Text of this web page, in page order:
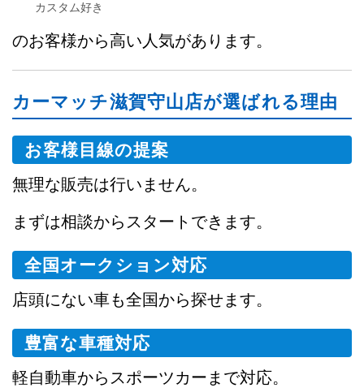
カスタム好き
のお客様から高い人気があります。
カーマッチ滋賀守山店が選ばれる理由
お客様目線の提案
無理な販売は行いません。
まずは相談からスタートできます。
全国オークション対応
店頭にない車も全国から探せます。
豊富な車種対応
軽自動車からスポーツカーまで対応。